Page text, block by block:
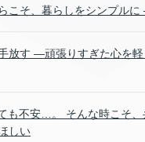
こそ、暮らしをシンプル
放す ―頑張りすぎた心を軽
も不安…。 そんな時こそ、
しい